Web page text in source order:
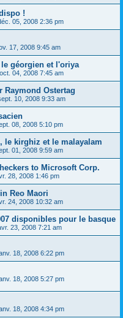
!
05, 2008 2:36 pm
17, 2008 9:45 am
géorgien et l'oriya
04, 2008 7:45 am
Raymond Ostertag
10, 2008 9:33 am
08, 2008 5:10 pm
le kirghiz et le malayalam
01, 2008 9:59 am
to Microsoft Corp.
28, 2008 1:46 pm
Reo Maori
24, 2008 10:32 am
disponibles pour le basque
23, 2008 7:21 am
18, 2008 6:22 pm
18, 2008 5:27 pm
18, 2008 4:34 pm